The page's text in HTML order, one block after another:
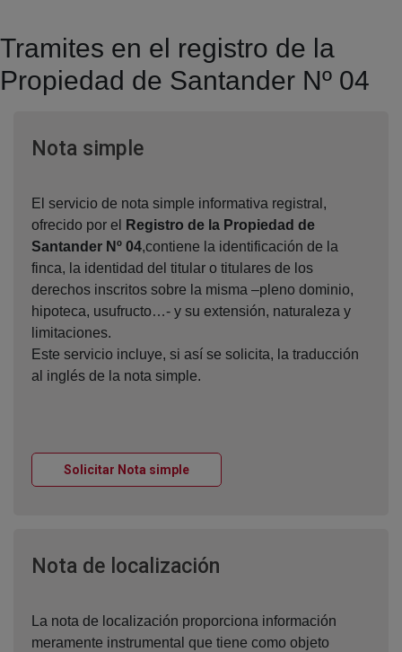
Tramites en el registro de la
Propiedad de Santander Nº 04
Nota simpleVentana nueva
El servicio de nota simple informativa registral,
ofrecido por el
Registro de la Propiedad de
Santander Nº 04,contiene la identificación de la
finca, la identidad del titular o titulares de los
derechos inscritos sobre la misma –pleno dominio,
hipoteca, usufructo…- y su extensión, naturaleza y
limitaciones.
Este servicio incluye, si así se solicita, la traducción
al inglés de la nota simple.
Solicitar Nota simpleVentana nueva
Nota de localización
La nota de localización proporciona información
meramente instrumental que tiene como objeto